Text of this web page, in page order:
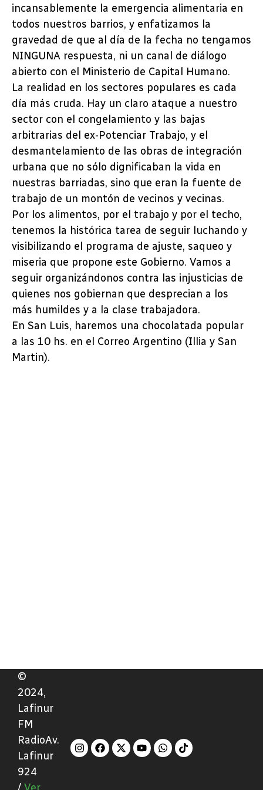
incansablemente la emergencia alimentaria en
todos nuestros barrios, y enfatizamos la
gravedad de que al día de la fecha no tengamos
NINGUNA respuesta, ni un canal de diálogo
abierto con el Ministerio de Capital Humano.
La realidad en los sectores populares es cada
día más cruda. Hay un claro ataque a nuestro
sector con el congelamiento y las bajas
arbitrarias del ex-Potenciar Trabajo, y el
desmantelamiento de las obras de integración
urbana que no sólo dignificaban la vida en
nuestras barriadas, sino que eran la fuente de
trabajo de un montón de vecinos y vecinas.
Por los alimentos, por el trabajo y por el techo,
tenemos la histórica tarea de seguir luchando y
visibilizando el programa de ajuste, saqueo y
miseria que propone este Gobierno. Vamos a
seguir organizándonos contra las injusticias de
quienes nos gobiernan que desprecian a los
más humildes y a la clase trabajadora.
En San Luis, haremos una chocolatada popular
a las 10 hs. en el Correo Argentino (Illia y San
Martin).
©
2024,
Lafinur
FM
RadioAv.
Lafinur
924